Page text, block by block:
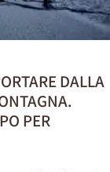
DALLA
PER